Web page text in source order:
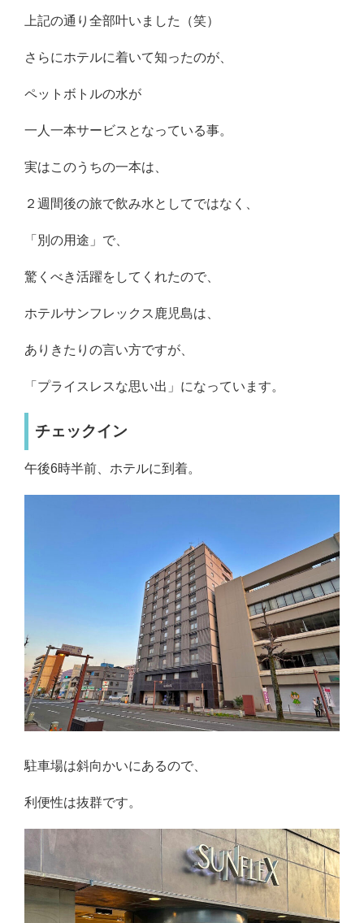
上記の通り全部叶いました（笑）
さらにホテルに着いて知ったのが、
ペットボトルの水が
一人一本サービスとなっている事。
実はこのうちの一本は、
２週間後の旅で飲み水としてではなく、
「別の用途」で、
驚くべき活躍をしてくれたので、
ホテルサンフレックス鹿児島は、
ありきたりの言い方ですが、
「プライスレスな思い出」になっています。
チェックイン
午後6時半前、ホテルに到着。
駐車場は斜向かいにあるので、
利便性は抜群です。